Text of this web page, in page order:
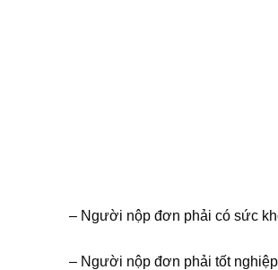
– Người nộp đơn phải có sức
– Người nộp đơn phải tốt